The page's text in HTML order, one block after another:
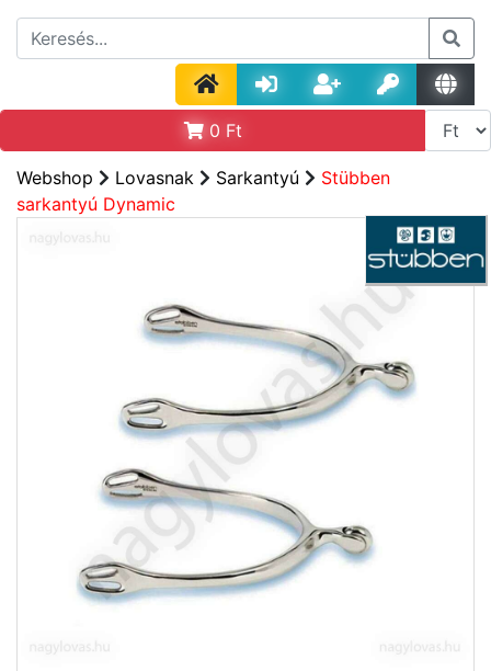
0 Ft
Webshop Lovasnak Sarkantyú
Stübben
sarkantyú Dynamic